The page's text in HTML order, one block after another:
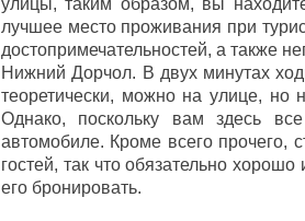
улицы, таким образом, вы
лучшее место проживания при
достопримечательностей, а также
Нижний Дорчол. В двух минутах
теоретически, можно на улице, но
Однако, поскольку вам здесь
автомобиле. Кроме всего прочего,
гостей, так что обязательно
его бронировать.